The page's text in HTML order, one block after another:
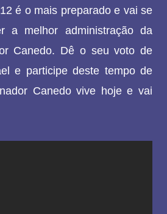
é o mais preparado e vai se
a melhor administração da
Canedo. Dê o seu voto de
e participe deste tempo de
Canedo vive hoje e vai